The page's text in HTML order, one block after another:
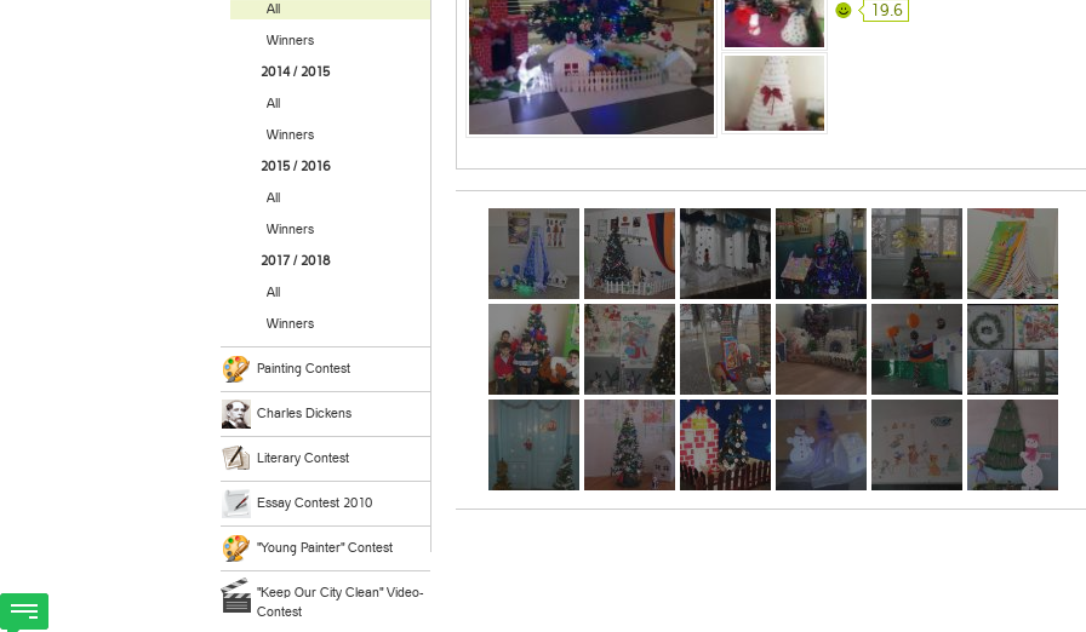
All
Winners
2014 / 2015
All
Winners
2015 / 2016
All
Winners
2017 / 2018
All
Winners
Painting Contest
Charles Dickens
Literary Contest
Essay Contest 2010
"Young Painter" Contest
"Keep Our City Clean" Video-
Contest
19.6